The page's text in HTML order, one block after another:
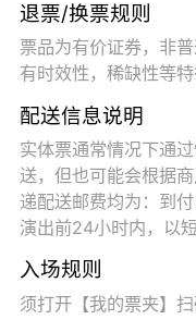
退票/换票规则
票品为有价证券，非
有时效性，稀缺性等特
配送信息说明
实体票通常情况下通
送，但也可能会根据
递配送邮费均为：到
演出前24小时内，以
入场规则
须打开【我的票夹】扫